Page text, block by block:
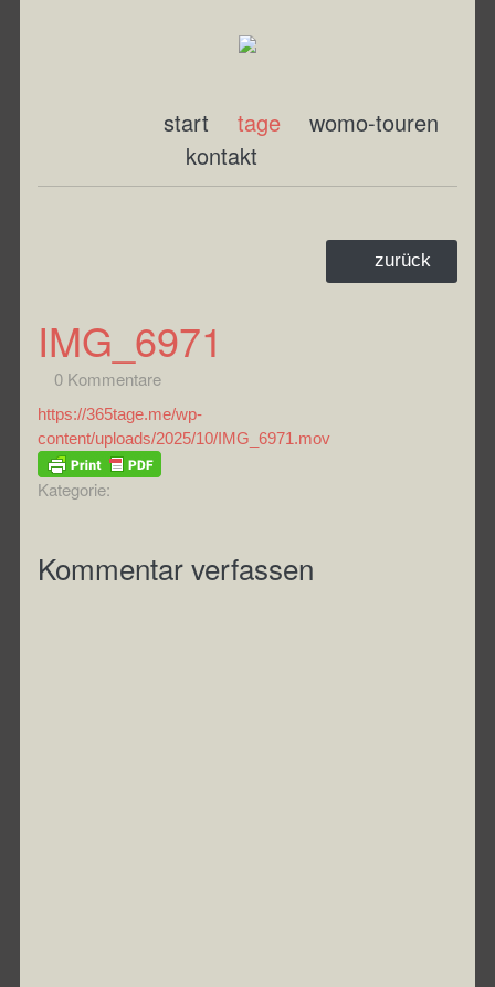
start tage
womo-touren
kontakt
zurück
IMG_6971
0 Kommentare
https://365tage.me/wp-
content/uploads/2025/10/IMG_6971.mov
Kategorie:
Kommentar verfassen